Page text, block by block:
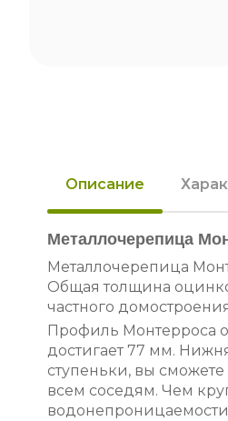
Описание
Металлочерепица
Металлочерепица
Общая толщина
частного
Профиль Монтерроса
достигает 77 мм.
ступеньки, вы
всем соседям. Чем